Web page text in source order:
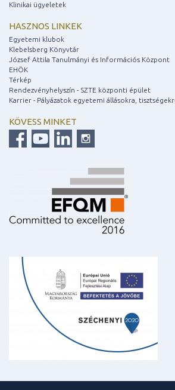
Klinikai ügyeletek
HASZNOS LINKEK
Egyetemi klubok
Klebelsberg Könyvtár
József Attila Tanulmányi és Információs Központ
EHÖK
Térkép
Rendezvényhelyszín - SZTE központi épület
Karrier - Pályázatok egyetemi állásokra,
KÖVESS MINKET